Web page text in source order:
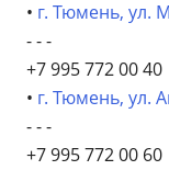
• г. Тюмень, ул.
- - -
+7 995 772 00 40
• г. Тюмень, ул.
- - -
+7 995 772 00 60